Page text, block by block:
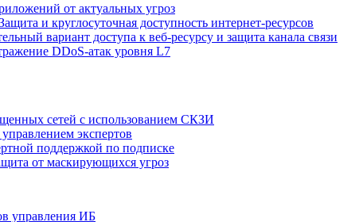
от актуальных угроз
и круглосуточная доступность интернет-ресурсов
вариант доступа к веб‑ресурсу и защита канала связи
DDoS‑атак уровня L7
сетей с использованием СКЗИ
экспертов
поддержкой по подписке
от маскирующихся угроз
управления ИБ